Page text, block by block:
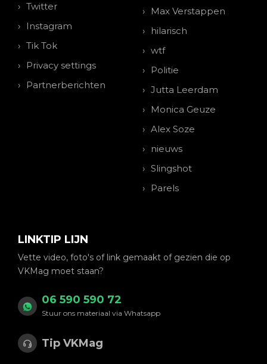
Twitter
Instagram
Tik Tok
Privacy settings
Partnerberichten
Max Verstappen
hilarisch
wtf
Politie
Jutta Leerdam
Monica Geuze
Alex Soze
nieuws
Slingshot
Parels
LINKTIP LIJN
Vette video, foto's of link gemaakt of gezien die op
VKMag moet staan?
06 590 590 72
Stuur ons materiaal via Whatsapp
Tip VKMag